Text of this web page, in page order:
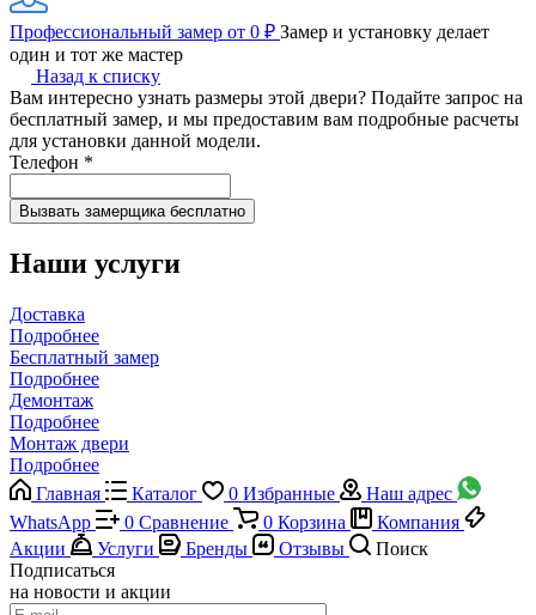
Профессиональный замер от 0 ₽ Замер и установку делает
один и тот же мастер
Назад к списку
Вам интересно узнать размеры этой двери? Подайте запрос на
бесплатный замер, и мы предоставим вам подробные расчеты
для установки данной модели.
Телефон *
Наши услуги
Доставка
Подробнее
Бесплатный замер
Подробнее
Демонтаж
Подробнее
Монтаж двери
Подробнее
Главная
Каталог 0 Избранные
Наш адрес
WhatsApp
0 Сравнение 0 Корзина
Компания
Акции
Услуги Бренды Отзывы
Поиск
Подписаться
на новости и акции